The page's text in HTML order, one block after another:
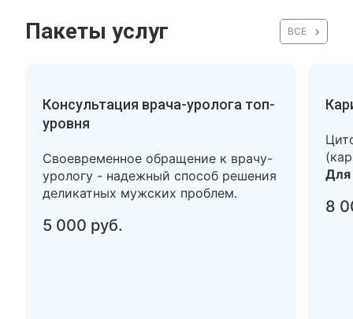
Пакеты услуг ВСЕ
Консультация врача-уролога топ-
уровня
Своевременное обращение к врачу-
урологу - надежный способ решения
деликатных мужских проблем.
5 000 руб.
Для
8